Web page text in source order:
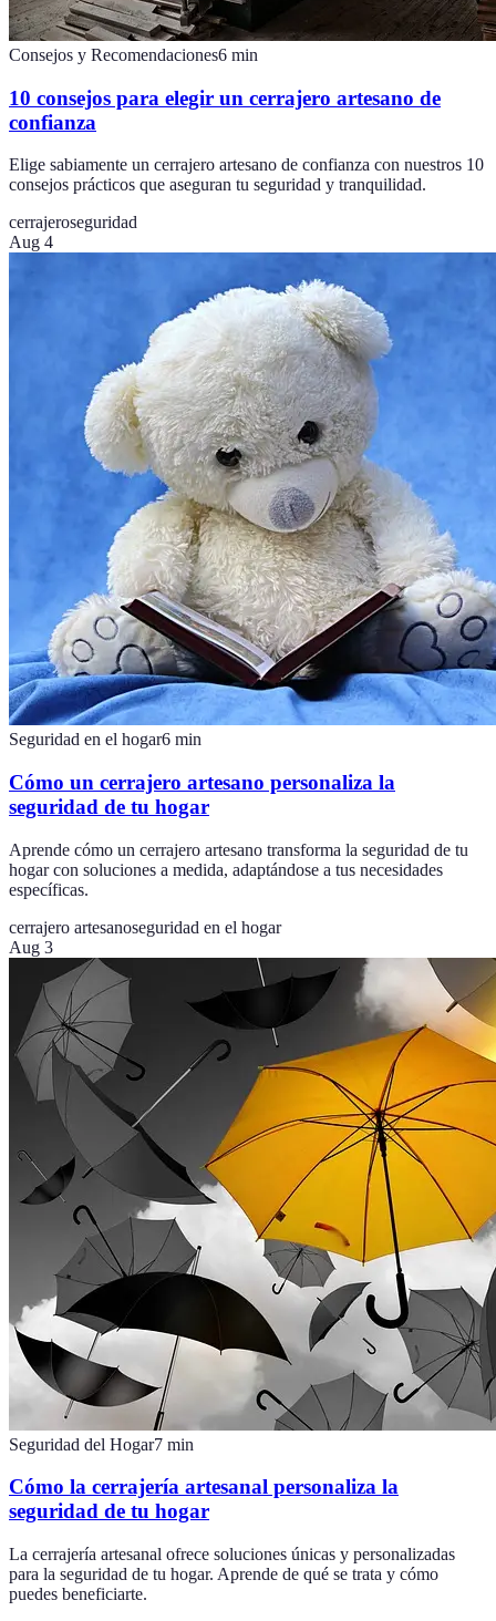
Consejos y Recomendaciones6 min
10 consejos para elegir un cerrajero artesano de
confianza
Elige sabiamente un cerrajero artesano de confianza con nuestros 10
consejos prácticos que aseguran tu seguridad y tranquilidad.
cerrajeroseguridad
Aug 4
Seguridad en el hogar6 min
Cómo un cerrajero artesano personaliza la
seguridad de tu hogar
Aprende cómo un cerrajero artesano transforma la seguridad de tu
hogar con soluciones a medida, adaptándose a tus necesidades
específicas.
cerrajero artesanoseguridad en el hogar
Aug 3
Seguridad del Hogar7 min
Cómo la cerrajería artesanal personaliza la
seguridad de tu hogar
La cerrajería artesanal ofrece soluciones únicas y personalizadas
para la seguridad de tu hogar. Aprende de qué se trata y cómo
puedes beneficiarte.